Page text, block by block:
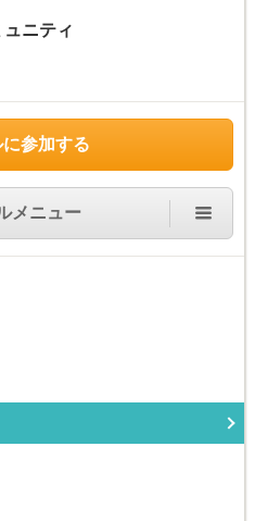
ニティ
参加する
メニュー